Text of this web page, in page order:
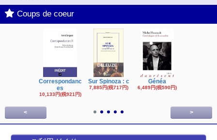
Coups de coeur
Correspondanc
es
10,133円(税921円)
Sur Spinoza : c
7,885円(税717円)
Généa
6,489円(税590円)
< >